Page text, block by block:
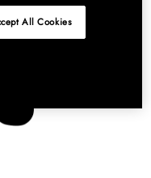
All Cookies